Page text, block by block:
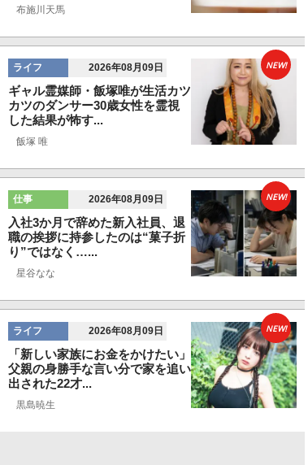
布施川天馬
ライフ 2026年08月09日
ギャル霊媒師・飯塚唯が生活カツ
カツのダンサー30歳女性を霊視
した結果が怖す...
飯塚 唯
NEW!
仕事 2026年08月09日
入社3か月で辞めた新入社員、退
職の挨拶に持参したのは“菓子折
り”ではなく…...
星谷なな
NEW!
ライフ 2026年08月09日
「新しい家族にお金をかけたい」
父親の身勝手な言い分で家を追い
出された22才...
黒島暁生
NEW!